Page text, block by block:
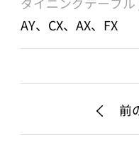
AY、CX、AX、FX
前